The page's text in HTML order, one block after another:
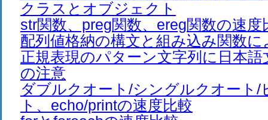
クラスとオブジェクト
str関数、preg関数、ereg関数の速度
配列値格納の構文と組み込み関数に
正規表現のパターン文字列に日本
の注意
ダブルクオート/シングルクオート/
ト、echo/printの速度比較